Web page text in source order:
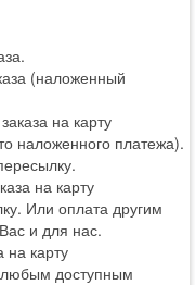
(наложенный
на карту
наложенного платежа).
на карту
Или оплата другим
и для нас.
на карту
доступным